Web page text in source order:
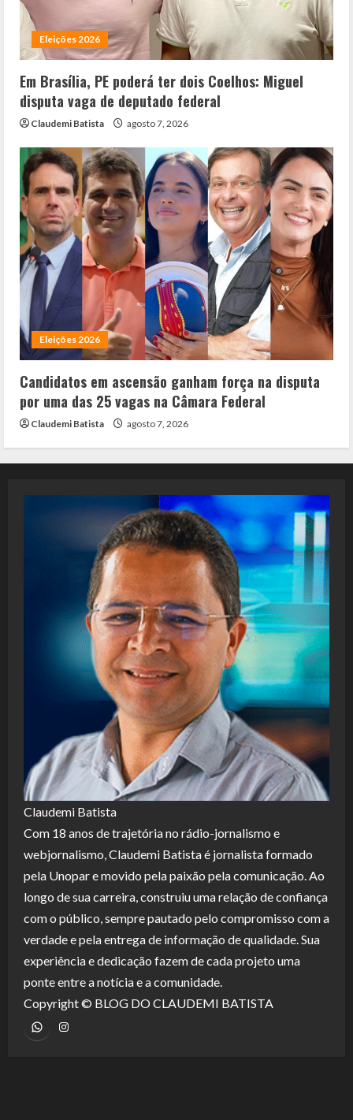
Eleições 2026
Em Brasília, PE poderá ter dois Coelhos: Miguel
disputa vaga de deputado federal
Claudemi Batista agosto 7, 2026
Eleições 2026
Candidatos em ascensão ganham força na disputa
por uma das 25 vagas na Câmara Federal
Claudemi Batista agosto 7, 2026
Claudemi Batista
Com 18 anos de trajetória no rádio-jornalismo e
webjornalismo, Claudemi Batista é jornalista formado
pela Unopar e movido pela paixão pela comunicação. Ao
longo de sua carreira, construiu uma relação de confiança
com o público, sempre pautado pelo compromisso com a
verdade e pela entrega de informação de qualidade. Sua
experiência e dedicação fazem de cada projeto uma
ponte entre a notícia e a comunidade.
Copyright © BLOG DO CLAUDEMI BATISTA
WhatsApp Instagram